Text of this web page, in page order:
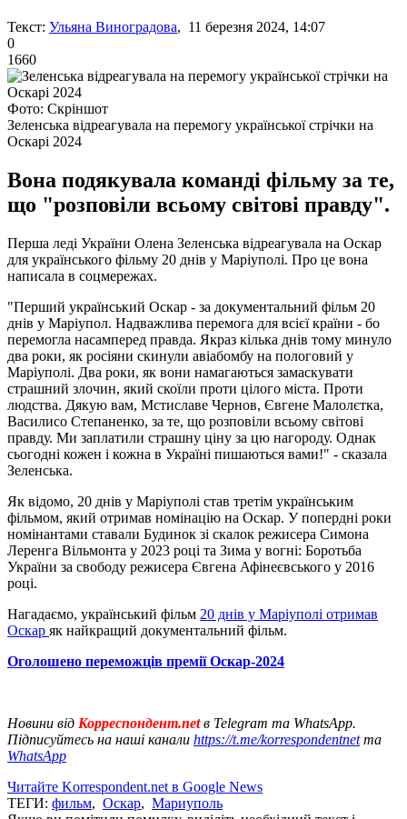
Текст: Ульяна Виноградова, 11 березня 2024, 14:07
0
1660
Фото: Скріншот
Зеленська відреагувала на перемогу української стрічки на
Оскарі 2024
Вона подякувала команді фільму за те,
що "розповіли всьому світові правду".
Перша леді України Олена Зеленська відреагувала на Оскар
для українського фільму 20 днів у Маріуполі. Про це вона
написала в соцмережах.
"Перший український Оскар - за документальний фільм 20
днів у Маріупол. Надважлива перемога для всієї країни - бо
перемогла насамперед правда. Якраз кілька днів тому минуло
два роки, як росіяни скинули авіабомбу на пологовий у
Маріуполі. Два роки, як вони намагаються замаскувати
страшний злочин, який скоїли проти цілого міста. Проти
людства. Дякую вам, Мстиславе Чернов, Євгене Малолєтка,
Василисо Степаненко, за те, що розповіли всьому світові
правду. Ми заплатили страшну ціну за цю нагороду. Однак
сьогодні кожен і кожна в Україні пишаються вами!" - сказала
Зеленська.
Як відомо, 20 днів у Маріуполі став третім українським
фільмом, який отримав номінацію на Оскар. У попердні роки
номінантами ставали Будинок зі скалок режисера Симона
Леренга Вільмонта у 2023 році та Зима у вогні: Боротьба
України за свободу режисера Євгена Афінеєвського у 2016
році.
Нагадаємо, український фільм 20 днів у Маріуполі отримав
Оскар як найкращий документальний фільм.
Оголошено переможців премії Оскар-2024
Новини від Корреспондент.netв Telegram та WhatsApp.
Підписуйтесь на наші канали https://t.me/korrespondentnetта
WhatsApp
Читайте Korrespondent.net в Google News
ТЕГИ: фильм, Оскар, Мариуполь